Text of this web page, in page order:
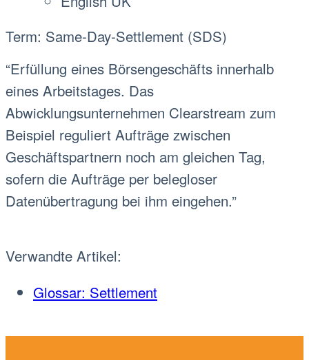
Term: Same-Day-Settlement (SDS)
“Erfüllung eines Börsengeschäfts innerhalb
eines Arbeitstages. Das
Abwicklungsunternehmen Clearstream zum
Beispiel reguliert Aufträge zwischen
Geschäftspartnern noch am gleichen Tag,
sofern die Aufträge per belegloser
Datenübertragung bei ihm eingehen.”
Verwandte Artikel:
Glossar: Settlement